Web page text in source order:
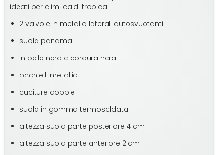
ideati per climi caldi tropicali
2 valvole in metallo laterali autosvuotanti
suola panama
in pelle nera e cordura nera
occhielli metallici
cuciture doppie
suola in gomma termosaldata
altezza suola parte posteriore 4 cm
altezza suola parte anteriore 2 cm